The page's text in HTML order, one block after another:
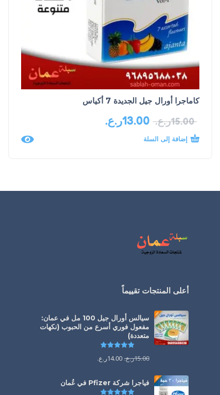
كاماجرا أورال جيل الجديدة 7 أكياس
15.00ر.ع. 13.00ر.ع.
إضافة إلى السلة
أعلى المنتجات تقييماً
سيالس أورال جيل 100 مل في عمان:
مفعول فوري أسرع من الحبوب (نكهات
متعددة)
15.00ر.ع. 14.00ر.ع.
فياجرا شركة Pfizer في عُمان